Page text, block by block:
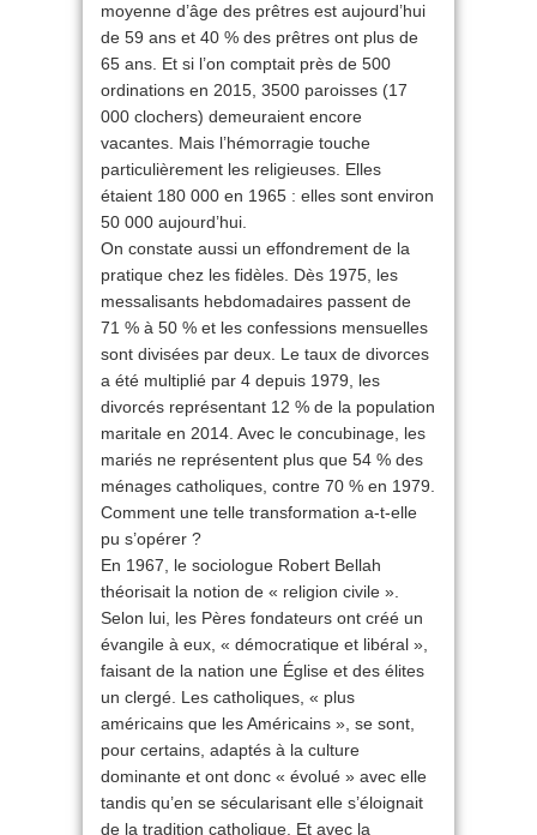
moyenne d’âge des prêtres est aujourd’hui
de 59 ans et 40 % des prêtres ont plus de
65 ans. Et si l’on comptait près de 500
ordinations en 2015, 3500 paroisses (17
000 clochers) demeuraient encore
vacantes. Mais l’hémorragie touche
particulièrement les religieuses. Elles
étaient 180 000 en 1965 : elles sont environ
50 000 aujourd’hui.
On constate aussi un effondrement de la
pratique chez les fidèles. Dès 1975, les
messalisants hebdomadaires passent de
71 % à 50 % et les confessions mensuelles
sont divisées par deux. Le taux de divorces
a été multiplié par 4 depuis 1979, les
divorcés représentant 12 % de la population
maritale en 2014. Avec le concubinage, les
mariés ne représentent plus que 54 % des
ménages catholiques, contre 70 % en 1979.
Com­ment une telle transformation a-t-elle
pu s’opérer ?
En 1967, le sociologue Robert Bellah
théorisait la notion de « religion civile ».
Selon lui, les Pères fondateurs ont créé un
évangile à eux, « démocratique et libéral »,
faisant de la nation une Église et des élites
un clergé. Les catholiques, « plus
américains que les Américains », se sont,
pour certains, adaptés à la culture
dominante et ont donc « évolué » avec elle
tandis qu’en se sécularisant elle s’éloignait
de la tradition catholique. Et avec la